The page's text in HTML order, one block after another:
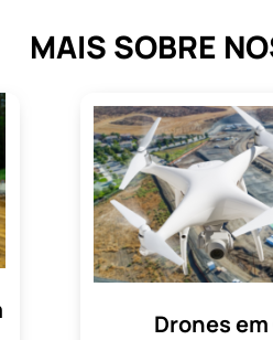
MAIS SOBRE
Drones